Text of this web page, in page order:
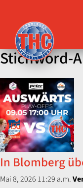
Stichword-
In Blomberg
Mai 8, 2026 11:29 a.m.